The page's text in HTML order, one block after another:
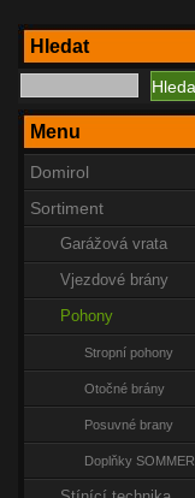
Hledat
Menu
Domirol
Sortiment
Garážová vrata
Vjezdové brány
Pohony
Stropní pohony
Otočné brány
Posuvné brany
Doplňky SOMMER